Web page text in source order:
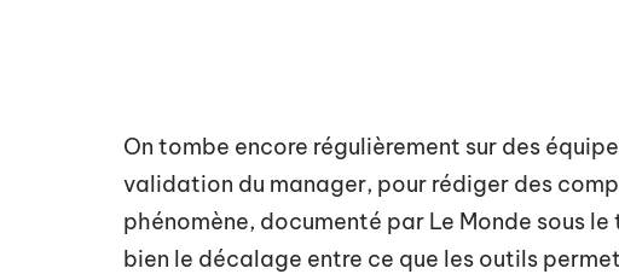
On tombe encore régulièrement sur des
validation du manager, pour rédiger des
phénomène, documenté par Le Monde sous le
bien le décalage entre ce que les outils